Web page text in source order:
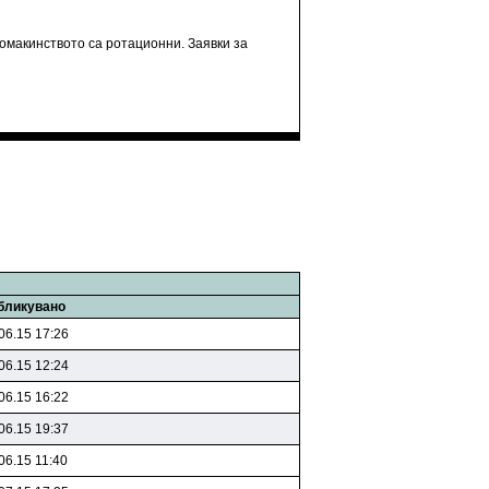
са ротационни. Заявки за
17:26
12:24
16:22
19:37
11:40